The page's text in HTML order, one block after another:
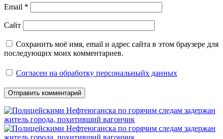
Email *
Сайт
Сохранить моё имя, email и адрес сайта в этом браузере для
последующих моих комментариев.
Согласен на обработку персональныйх данных